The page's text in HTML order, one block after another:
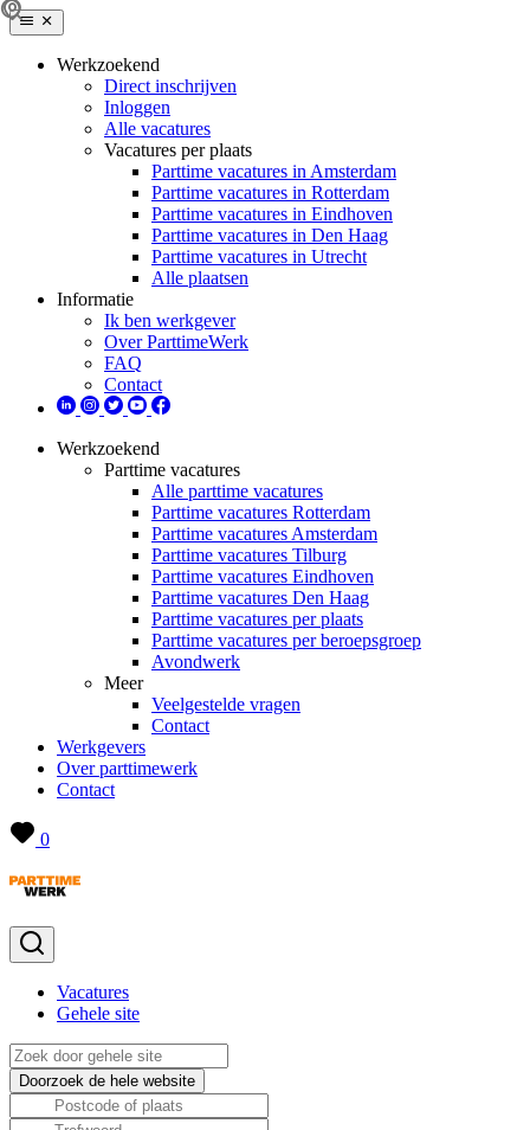
Werkzoekend
Direct inschrijven
Inloggen
Alle vacatures
Vacatures per plaats
Parttime vacatures in Amsterdam
Parttime vacatures in Rotterdam
Parttime vacatures in Eindhoven
Parttime vacatures in Den Haag
Parttime vacatures in Utrecht
Alle plaatsen
Informatie
Ik ben werkgever
Over ParttimeWerk
FAQ
Contact
Werkzoekend
Parttime vacatures
Alle parttime vacatures
Parttime vacatures Rotterdam
Parttime vacatures Amsterdam
Parttime vacatures Tilburg
Parttime vacatures Eindhoven
Parttime vacatures Den Haag
Parttime vacatures per plaats
Parttime vacatures per beroepsgroep
Avondwerk
Meer
Veelgestelde vragen
Contact
Werkgevers
Over parttimewerk
Contact
0
Vacatures
Gehele site